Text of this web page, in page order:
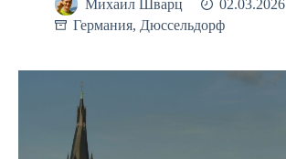
Михаил Шварц
02.03.2026
Германия, Дюссельдорф